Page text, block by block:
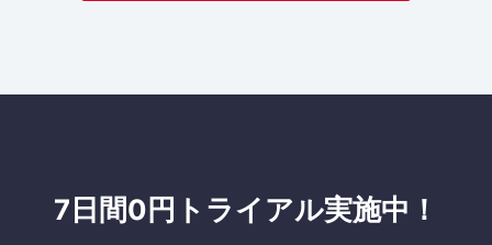
7日間0円トライアル実施中！